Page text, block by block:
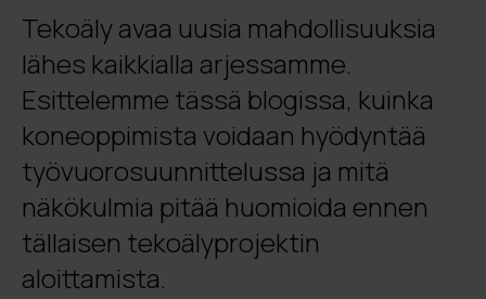
Tekoäly avaa uusia mahdollisuuksia
lähes kaikkialla arjessamme.
Esittelemme tässä blogissa, kuinka
koneoppimista voidaan hyödyntää
työvuorosuunnittelussa ja mitä
näkökulmia pitää huomioida ennen
tällaisen tekoälyprojektin
aloittamista.